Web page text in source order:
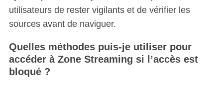
utilisateurs de rester vigilants et de vérifier les
sources avant de naviguer.
Quelles méthodes puis-je utiliser pour
accéder à Zone Streaming si l’accès est
bloqué ?